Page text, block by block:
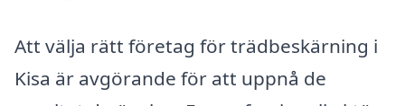
Att välja rätt företag för trädbeskärning i
Kisa är avgörande för att uppnå de